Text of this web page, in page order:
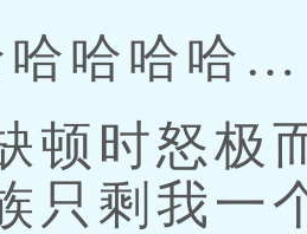
哈哈哈
时怒极而
只剩我一